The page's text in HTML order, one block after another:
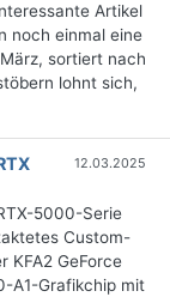
Artikel
noch einmal eine
sortiert nach
lohnt sich,
12.03.2025
5000-Serie
Custom-
KFA2 GeForce
A1-Grafikchip mit